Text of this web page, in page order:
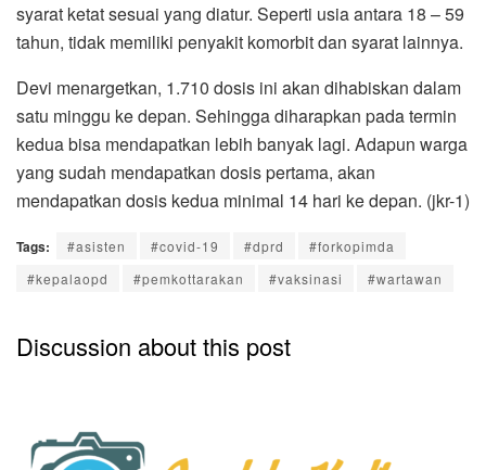
syarat ketat sesuai yang diatur. Seperti usia antara 18 – 59
tahun, tidak memiliki penyakit komorbit dan syarat lainnya.
Devi menargetkan, 1.710 dosis ini akan dihabiskan dalam
satu minggu ke depan. Sehingga diharapkan pada termin
kedua bisa mendapatkan lebih banyak lagi. Adapun warga
yang sudah mendapatkan dosis pertama, akan
mendapatkan dosis kedua minimal 14 hari ke depan. (jkr-1)
Tags: #asisten #covid-19 #dprd
#forkopimda
#kepalaopd
#pemkottarakan #vaksinasi #wartawan
Discussion about this post